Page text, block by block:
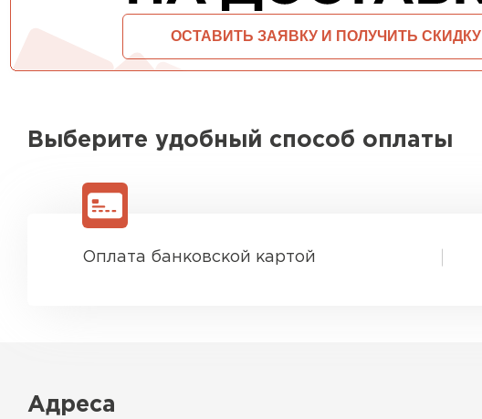
ОСТАВИТЬ ЗАЯВКУ И ПОЛУЧИТЬ СКИДКУ
Выберите удобный способ оплаты
Оплата банковской картой
Адреса